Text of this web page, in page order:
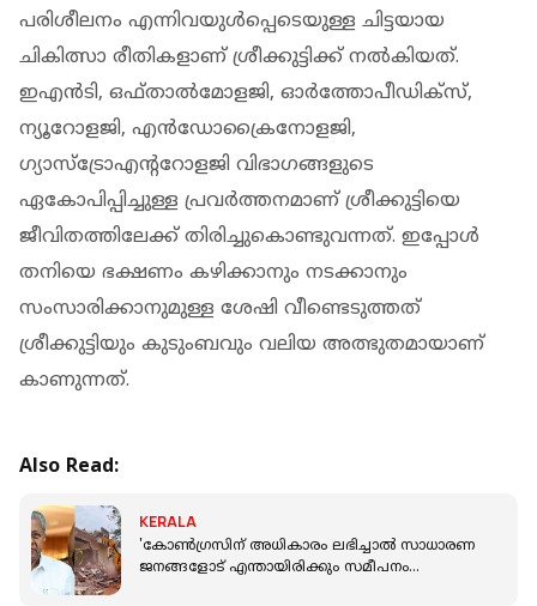
പരിശീലനം എന്നിവയുൾപ്പെടെയുള്ള ചിട്ടയായ
ചികിത്സാ രീതികളാണ് ശ്രീക്കുട്ടിക്ക് നൽകിയത്.
ഇഎൻടി, ഒഫ്താൽമോളജി, ഓർത്തോപീഡിക്സ്,
ന്യൂറോളജി, എൻഡോക്രൈനോളജി,
ഗ്യാസ്‌ട്രോഎന്ററോളജി വിഭാഗങ്ങളുടെ
ഏകോപിപ്പിച്ചുള്ള പ്രവർത്തനമാണ് ശ്രീക്കുട്ടിയെ
ജീവിതത്തിലേക്ക് തിരിച്ചുകൊണ്ടുവന്നത്. ഇപ്പോൾ
തനിയെ ഭക്ഷണം കഴിക്കാനും നടക്കാനും
സംസാരിക്കാനുമുള്ള ശേഷി വീണ്ടെടുത്തത്
ശ്രീക്കുട്ടിയും കുടുംബവും വലിയ അത്ഭുതമായാണ്
കാണുന്നത്.
Also Read:
KERALA
'കോൺഗ്രസിന് അധികാരം ലഭിച്ചാൽ സാധാരണ
ജനങ്ങളോട് എന്തായിരിക്കും സമീപനം